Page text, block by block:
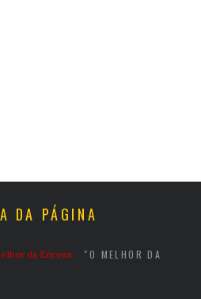
DA PÁGINA
"O MELHOR DA